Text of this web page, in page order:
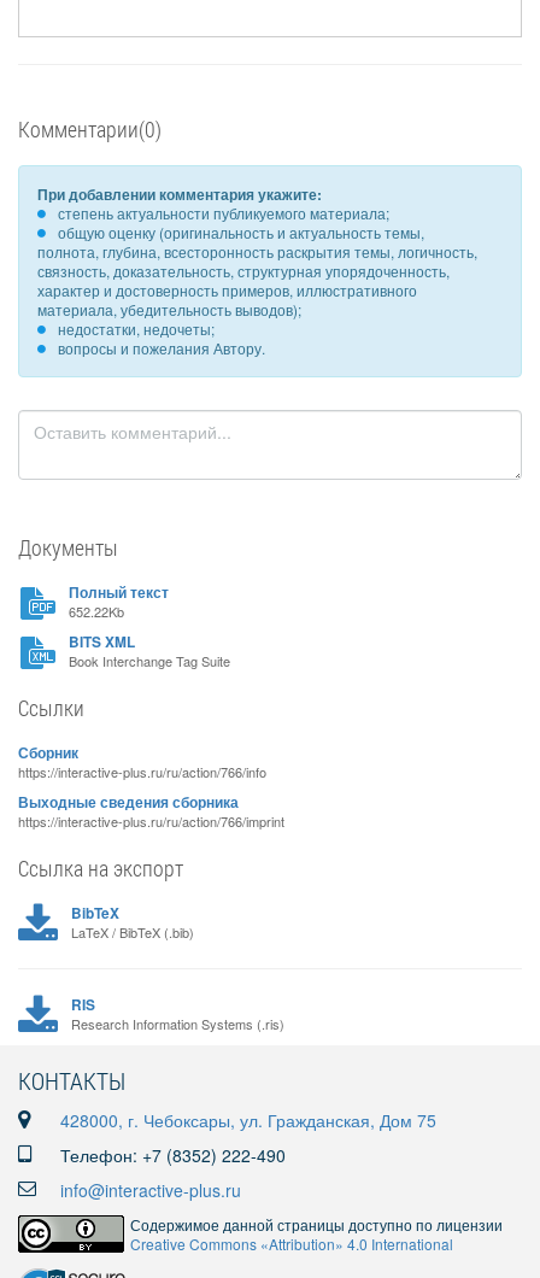
Комментарии(0)
При добавлении комментария укажите:
степень актуальности публикуемого материала;
общую оценку (оригинальность и актуальность темы,
полнота, глубина, всесторонность раскрытия темы, логичность,
связность, доказательность, структурная упорядоченность,
характер и достоверность примеров, иллюстративного
материала, убедительность выводов);
недостатки, недочеты;
вопросы и пожелания Автору.
Документы
Полный текст
652.22Kb
BITS XML
Book Interchange Tag Suite
Ссылки
Сборник
https://interactive-plus.ru/ru/action/766/info
Выходные сведения сборника
https://interactive-plus.ru/ru/action/766/imprint
Ссылка на экспорт
BibTeX
LaTeX / BibTeX (.bib)
RIS
Research Information Systems (.ris)
КОНТАКТЫ
428000, г. Чебоксары, ул. Гражданская, Дом 75
Телефон: +7 (8352) 222-490
info@interactive-plus.ru
Содержимое данной страницы доступно по лицензии
Creative Commons «Attribution» 4.0 International